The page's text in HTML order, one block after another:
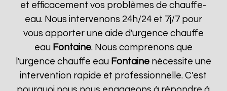
et efficacement vos problèmes de chauffe-
eau. Nous intervenons 24h/24 et 7j/7 pour
vous apporter une aide d'urgence chauffe
eau Fontaine. Nous comprenons que
l'urgence chauffe eau Fontainenécessite une
intervention rapide et professionnelle. C'est